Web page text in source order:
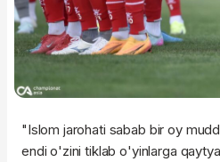
"Islom jarohati sabab bir oy
endi o'zini tiklab o'yinlarga